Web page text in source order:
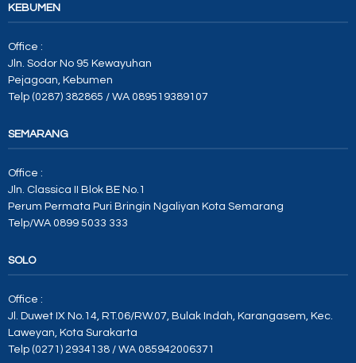
KEBUMEN
Office :
Jln. Sodor No 95 Kewayuhan
Pejagoan, Kebumen
Telp (0287) 382865 / WA 089519389107
SEMARANG
Office :
Jln. Classica II Blok BE No.1
Perum Permata Puri Bringin Ngaliyan Kota Semarang
Telp/WA 0899 5033 333
SOLO
Office :
Jl. Duwet IX No.14, RT.06/RW.07, Bulak Indah, Karangasem, Kec.
Laweyan, Kota Surakarta
Telp (0271) 2934138 / WA 085942006371